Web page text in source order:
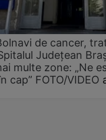
de cancer,
Județean
multe zone: „Ne
cap” FOTO/VIDEO